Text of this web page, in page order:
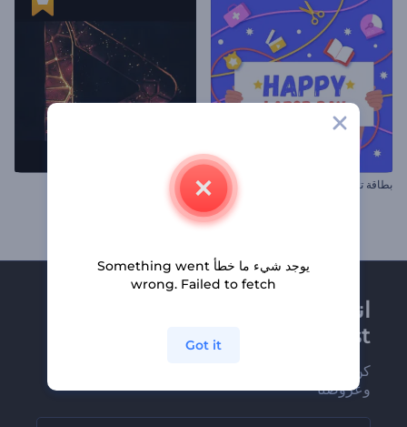
بطاقة تهنئة عيد العمال افتتاحية جسيمات لهب لامعة
انضم إلى نشرة
Renderforest الإخبارية
كن من بين أوائل من يستلمون أحدث أخبارنا
وعروضنا
يوجد شيء ما خطأ Something went
wrong. Failed to fetch
Got it